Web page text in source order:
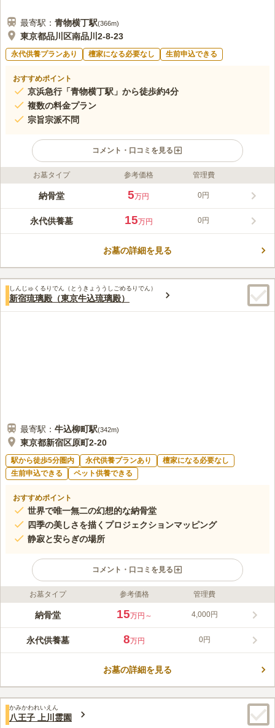
最寄駅： 青物横丁駅(366m)
東京都品川区南品川2-8-23
永代供養プランあり 檀家になる必要なし 生前申込できる
おすすめポイント
京浜急行「青物横丁駅」から徒歩約4分
複数の料金プラン
宗旨宗派不問
コメント・口コミを見る
ライフドット編集部のコメント
徳川将軍家の保護を受けた、弘安8年（1285年）創建。品川を代
て天候に悩まず、お墓周りの清掃も手間がかからないので、安心
してご利用いただけます。最寄り駅から徒歩県圏内で、品川商店
合わせて小壇、中壇、大壇、特別壇の4タイプあり、内容に合わ
この霊園はまだ誰からも評価されていません。
お墓タイプ 参考価格 管理費
納骨堂 5万円 0円
永代供養墓 15万円 0円
お墓の詳細を見る
しんじゅくるりでん（とうきょううしごめるりでん）
新宿琉璃殿（東京牛込琉璃殿）
最寄駅： 牛込柳町駅(342m)
東京都新宿区原町2-20
駅から徒歩5分圏内 永代供養プランあり
檀家になる必要なし
生前申込できる
ペット供養できる
おすすめポイント
世界で唯一無二の幻想的な納骨堂
四季の美しさを描くプロジェクションマッピング
静寂と安らぎの場所
コメント・口コミを見る
ライフドット編集部のコメント
世界で唯一の幻想的な納骨堂、琉璃殿。古代の技で生まれたガラ
桜、夏には新緑と、四季折々の情景を描き出すプロジェクション
マッピングが、訪れるたびに新たな感動をお届けします。 都会
は、人生の最期を穏やかに迎え、ご家族の想いを未来へと繋ぐ大
みんなの評価
4.5 口コミ1件
30代女性
駅からは近いのですが、特に予定がなければ行くことのない駅な
のでお買い物のついで等に気軽に立ち寄るには難しいです。
口コミの続きを読む
お墓タイプ 参考価格 管理費
納骨堂 15万円～ 4,000円
永代供養墓 8万円 0円
お墓の詳細を見る
かみかわれいえん
八王子 上川霊園